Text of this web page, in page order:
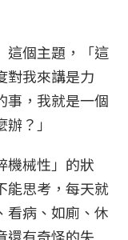
這個主題，「這
對我來講是力
事，我就是一個
？」
機械性」的狀
能思考，每天就
看病、如廁、休
還有奇怪的失